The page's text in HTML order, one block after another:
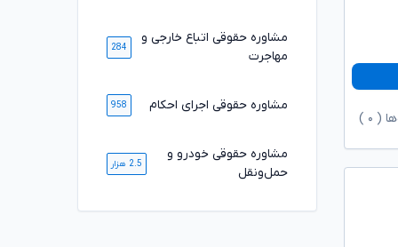
( ۰
مشاوره حقوقی اتباع خارجی و
مهاجرت
284
مشاوره حقوقی اجرای احکام 958
مشاوره حقوقی خودرو و
حمل‌ونقل
2.5 هزار